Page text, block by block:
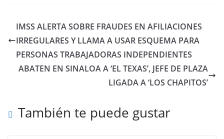
IMSS ALERTA SOBRE FRAUDES EN AFILIACIONES
IRREGULARES Y LLAMA A USAR ESQUEMA PARA
PERSONAS TRABAJADORAS INDEPENDIENTES
ABATEN EN SINALOA A ‘EL TEXAS’, JEFE DE PLAZA
LIGADA A ‘LOS CHAPITOS’
También te puede gustar